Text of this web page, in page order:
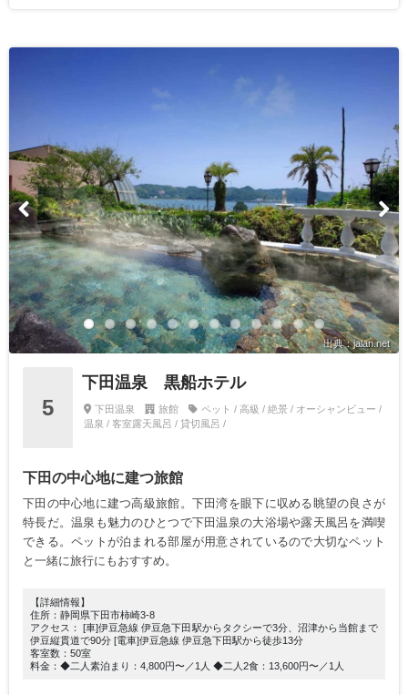
出典：jalan.net
5
下田温泉 黒船ホテル
下田温泉 旅館
ペット / 高級 / 絶景 / オーシャンビュー /
温泉 / 客室露天風呂 / 貸切風呂 /
下田の中心地に建つ旅館
下田の中心地に建つ高級旅館。下田湾を眼下に収める眺望の良さが
特長だ。温泉も魅力のひとつで下田温泉の大浴場や露天風呂を満喫
できる。ペットが泊まれる部屋が用意されているので大切なペット
と一緒に旅行にもおすすめ。
【詳細情報】
住所：静岡県下田市柿崎3-8
アクセス： [車]伊豆急線 伊豆急下田駅からタクシーで3分、沼津から当館まで
伊豆縦貫道で90分 [電車]伊豆急線 伊豆急下田駅から徒歩13分
客室数：50室
料金：◆二人素泊まり：4,800円〜／1人 ◆二人2食：13,600円〜／1人